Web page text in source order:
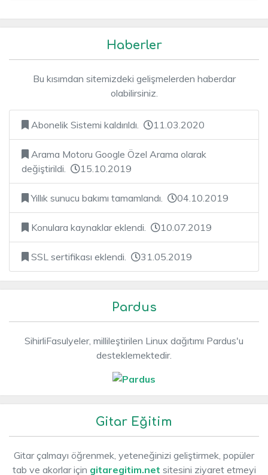
Haberler
Bu kısımdan sitemizdeki gelişmelerden haberdar
olabilirsiniz.
Abonelik Sistemi kaldırıldı. 11.03.2020
Arama Motoru Google Özel Arama olarak
değiştirildi.
15.10.2019
Yıllık sunucu bakımı tamamlandı. 04.10.2019
Konulara kaynaklar eklendi. 10.07.2019
SSL sertifikası eklendi. 31.05.2019
Pardus
SihirliFasulyeler, millileştirilen Linux dağıtımı Pardus'u
desteklemektedir.
Gitar Eğitim
Gitar çalmayı öğrenmek, yeteneğinizi geliştirmek, popüler
tab ve akorlar için gitaregitim.net sitesini ziyaret etmeyi